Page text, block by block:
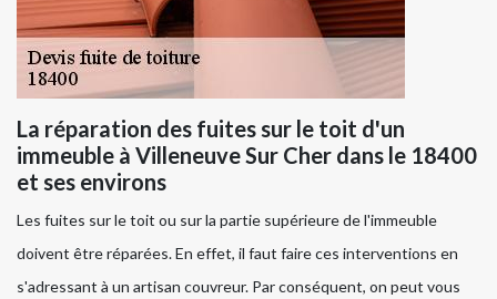
La réparation des fuites sur le toit d'un
immeuble à Villeneuve Sur Cher dans le 18400
et ses environs
Les fuites sur le toit ou sur la partie supérieure de l'immeuble
doivent être réparées. En effet, il faut faire ces interventions en
s'adressant à un artisan couvreur. Par conséquent, on peut vous